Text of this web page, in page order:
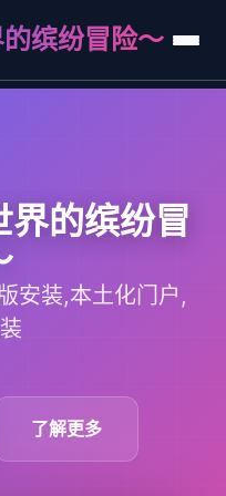
缤纷冒险～
界的缤纷冒
安装,本土化门户,
了解更多